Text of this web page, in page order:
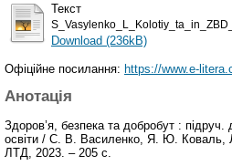
Текст
Download (236kB)
Офіційне посилання: https://www.e-
Анотація
Здоров’я, безпека та добробут :
освіти / С. В. Василенко, Я. Ю. Коваль,
ЛТД, 2023. – 205 с.